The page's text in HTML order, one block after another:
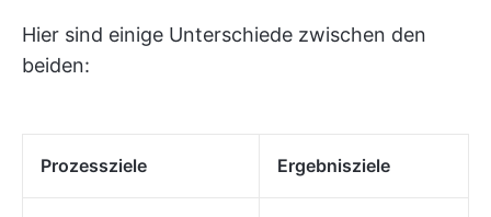
Hier sind einige Unterschiede zwischen den
beiden:
Prozessziele Ergebnisziele